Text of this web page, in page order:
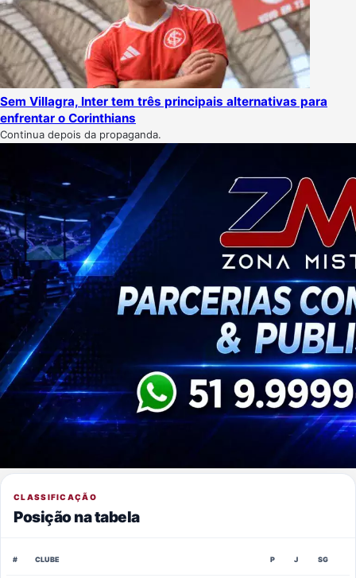
Sem Villagra, Inter tem três principais alternativas para
enfrentar o Corinthians
Continua depois da propaganda.
CLASSIFICAÇÃO
Posição na tabela
# CLUBE P J SG